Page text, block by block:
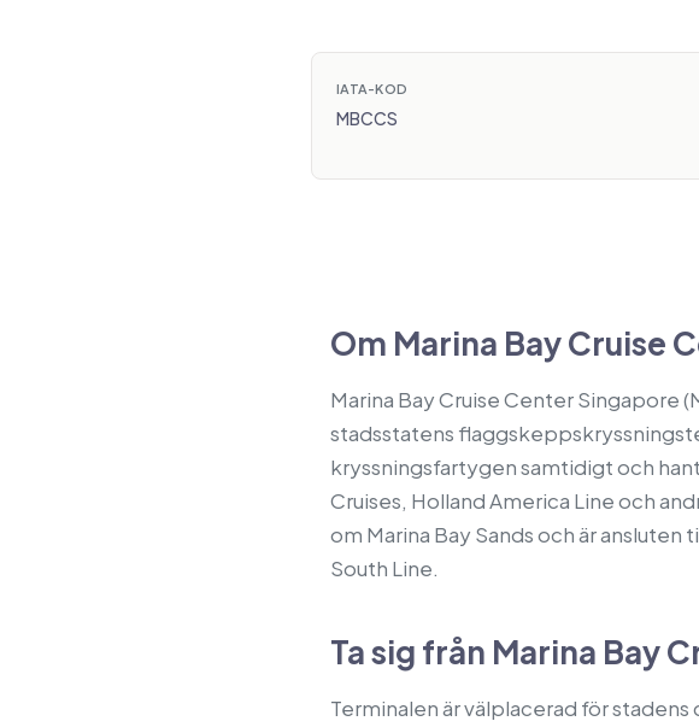
IATA-KOD
MBCCS
Om Marina Bay Cruise
Marina Bay Cruise Center Singapore
stadsstatens
kryssningsfartygen samtidigt och
Cruises, Holland America Line och
om Marina Bay Sands och är
South Line.
Ta sig från Marina Bay
Terminalen är välplacerad för stadens